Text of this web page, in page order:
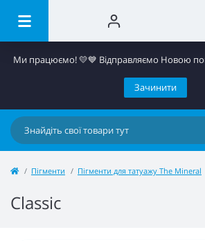
Ми працюємо! 💛​💙 Відправляємо Новою
Зачинити
Пігменти Пігменти для татуажу The Mineral
Classic